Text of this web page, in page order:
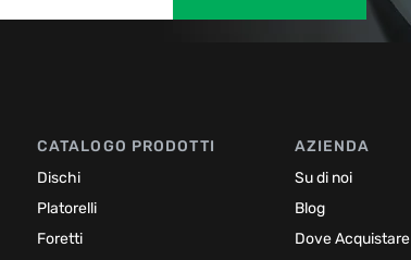
CATALOGO PRODOTTI
Dischi
Platorelli
Foretti
AZIENDA
Su di noi
Blog
Dove Acquistare